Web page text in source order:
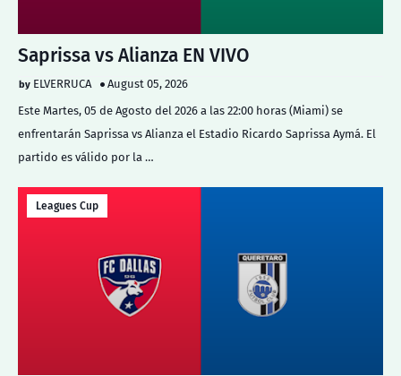
Saprissa vs Alianza EN VIVO
ELVERRUCA
August 05, 2026
Este Martes, 05 de Agosto del 2026 a las 22:00 horas (Miami) se
enfrentarán Saprissa vs Alianza el Estadio Ricardo Saprissa Aymá. El
partido es válido por la …
Leagues Cup